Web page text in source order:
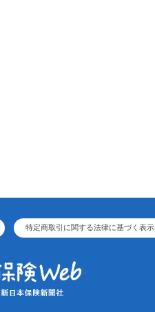
特定商取引に関する法律に基づく表示